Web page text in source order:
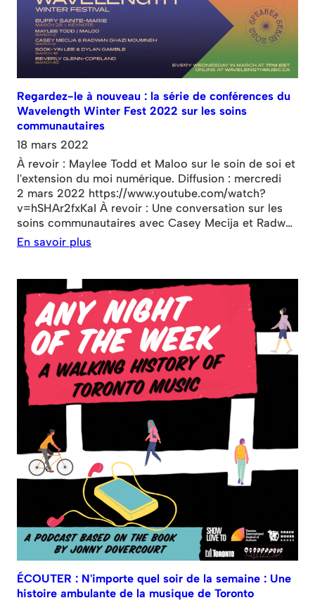
Regardez-le à nouveau : la série de conférences du
Wavelength Winter Fest 2022 sur les soins
communautaires
18 mars 2022
À revoir : Maylee Todd et Maloo sur le soin de soi et
l'extension du moi numérique. Diffusion : mercredi
2 mars 2022 https://www.youtube.com/watch?
v=hSHAr2fxKaI À revoir : Une conversation sur les
soins communautaires avec Casey Mecija et Radwan
Ghazi Moumneh Diffusion : mercredi 9 mars 2022
https://www.youtube.com/watch?
vidéo
En savoir plus
ÉCOUTER : N'importe quel soir de la semaine : Une
histoire ambulante de la musique de Toronto